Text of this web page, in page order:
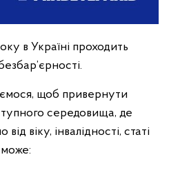
в Україні проходить
щоб привернути
середовища, де
віку, інвалідності, статі